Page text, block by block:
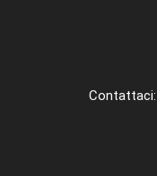
Contattaci: